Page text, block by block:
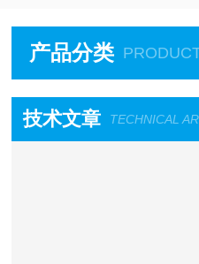
产品分类
技术文章 TECHNICAL